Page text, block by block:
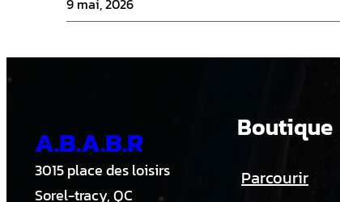
U
A.B.A.B.R
3015 place des loisirs
Sorel-tracy, QC
Boutique
Parcourir